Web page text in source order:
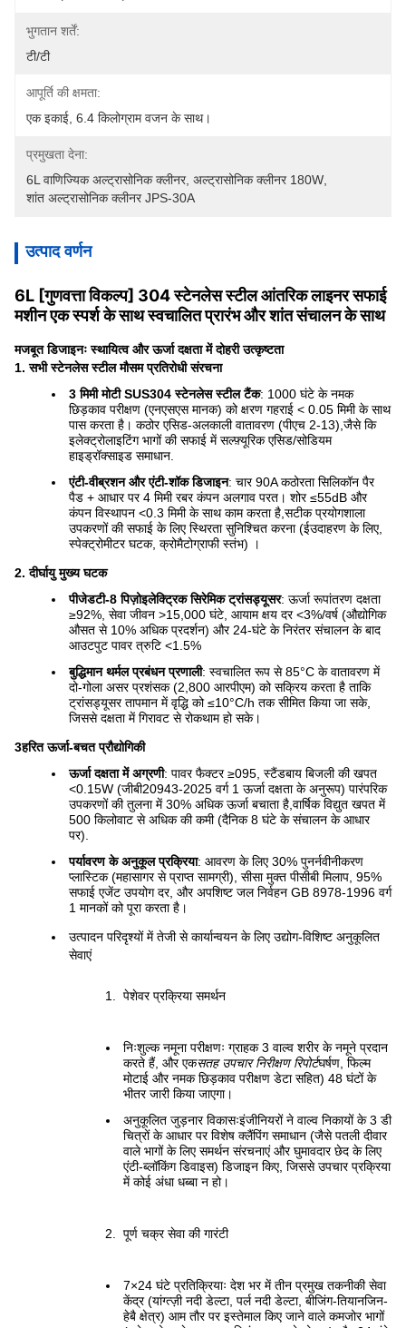
भुगतान शर्तें:
टी/टी
आपूर्ति की क्षमता:
एक इकाई, 6.4 किलोग्राम वजन के साथ।
प्रमुखता देना:
6L वाणिज्यिक अल्ट्रासोनिक क्लीनर, अल्ट्रासोनिक क्लीनर 180W
शांत अल्ट्रासोनिक क्लीनर JPS-30A
उत्पाद वर्णन
6L [गुणवत्ता विकल्प] 304 स्टेनलेस स्टील आंतरिक लाइनर सफाई
मशीन एक स्पर्श के साथ स्वचालित प्रारंभ और शांत संचालन के साथ
मजबूत डिजाइनः स्थायित्व और ऊर्जा दक्षता में दोहरी उत्कृष्टता
1. सभी स्टेनलेस स्टील मौसम प्रतिरोधी संरचना
3 मिमी मोटी SUS304 स्टेनलेस स्टील टैंक: 1000 घंटे के नमक
छिड़काव परीक्षण (एनएसएस मानक) को क्षरण गहराई < 0.05 मिमी के साथ
पास करता है। कठोर एसिड-अलकाली वातावरण (पीएच 2-13),जैसे कि
इलेक्ट्रोलाइटिंग भागों की सफाई में सल्फ़्यूरिक एसिड/सोडियम
हाइड्रॉक्साइड समाधान.
एंटी-वीब्रशन और एंटी-शॉक डिजाइन: चार 90A कठोरता सिलिकॉन पैर
पैड + आधार पर 4 मिमी रबर कंपन अलगाव परत। शोर ≤55dB और
कंपन विस्थापन <0.3 मिमी के साथ काम करता है,सटीक प्रयोगशाला
उपकरणों की सफाई के लिए स्थिरता सुनिश्चित करना (ईउदाहरण के लिए,
स्पेक्ट्रोमीटर घटक, क्रोमैटोग्राफी स्तंभ) ।
2. दीर्घायु मुख्य घटक
पीजेडटी-8 पिज़ोइलेक्ट्रिक सिरेमिक ट्रांसड्यूसर: ऊर्जा रूपांतरण दक्षता
≥92%, सेवा जीवन >15,000 घंटे, आयाम क्षय दर <3%/वर्ष (औद्योगिक
औसत से 10% अधिक प्रदर्शन) और 24-घंटे के निरंतर संचालन के बाद
आउटपुट पावर त्रुटि <1.5%
बुद्धिमान थर्मल प्रबंधन प्रणाली: स्वचालित रूप से 85°C के वातावरण में
दो-गोला असर प्रशंसक (2,800 आरपीएम) को सक्रिय करता है ताकि
ट्रांसड्यूसर तापमान में वृद्धि को ≤10°C/h तक सीमित किया जा सके,
जिससे दक्षता में गिरावट से रोकथाम हो सके।
3हरित ऊर्जा-बचत प्रौद्योगिकी
ऊर्जा दक्षता में अग्रणी: पावर फैक्टर ≥095, स्टैंडबाय बिजली की खपत
<0.15W (जीबी20943-2025 वर्ग 1 ऊर्जा दक्षता के अनुरूप) पारंपरिक
उपकरणों की तुलना में 30% अधिक ऊर्जा बचाता है,वार्षिक विद्युत खपत में
500 किलोवाट से अधिक की कमी (दैनिक 8 घंटे के संचालन के आधार
पर).
पर्यावरण के अनुकूल प्रक्रिया: आवरण के लिए 30% पुनर्नवीनीकरण
प्लास्टिक (महासागर से प्राप्त सामग्री), सीसा मुक्त पीसीबी मिलाप, 95%
सफाई एजेंट उपयोग दर, और अपशिष्ट जल निर्वहन GB 8978-1996 वर्ग
1 मानकों को पूरा करता है।
उत्पादन परिदृश्यों में तेजी से कार्यान्वयन के लिए उद्योग-विशिष्ट अनुकूलित
सेवाएं
पेशेवर प्रक्रिया समर्थन
निःशुल्क नमूना परीक्षणः ग्राहक 3 वाल्व शरीर के नमूने प्रदान
करते हैं, और एकसतह उपचार निरीक्षण रिपोर्टघर्षण, फिल्म
मोटाई और नमक छिड़काव परीक्षण डेटा सहित) 48 घंटों के
भीतर जारी किया जाएगा।
अनुकूलित जुड़नार विकासःइंजीनियरों ने वाल्व निकायों के 3 डी
चित्रों के आधार पर विशेष क्लैंपिंग समाधान (जैसे पतली दीवार
वाले भागों के लिए समर्थन संरचनाएं और घुमावदार छेद के लिए
एंटी-ब्लॉकिंग डिवाइस) डिजाइन किए, जिससे उपचार प्रक्रिया
में कोई अंधा धब्बा न हो।
पूर्ण चक्र सेवा की गारंटी
7×24 घंटे प्रतिक्रियाः देश भर में तीन प्रमुख तकनीकी सेवा
केंद्र (यांग्त्ज़ी नदी डेल्टा, पर्ल नदी डेल्टा, बीजिंग-तियानजिन-
हेबै क्षेत्र) आम तौर पर इस्तेमाल किए जाने वाले कमजोर भागों